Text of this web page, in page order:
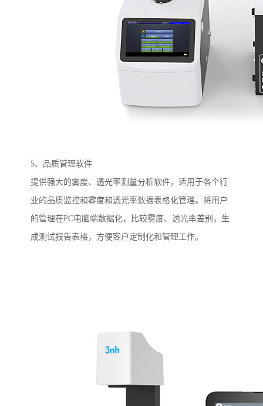
5、品质管理软件
提供强大的雾度、透光率测量分析软件，适用于各个行
业的品质监控和雾度和透光率数据表格化管理。将用户
的管理在PC电脑端数据化，比较雾度、透光率差别，生
成测试报告表格，方便客户定制化和管理工作。